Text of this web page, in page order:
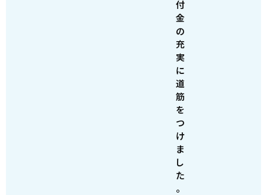
付
金
の
充
実
に
道
筋
を
つ
け
ま
し
た
。